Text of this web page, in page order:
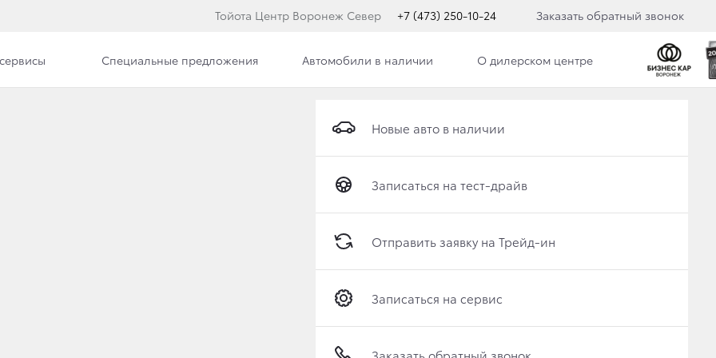
Тойота Центр Воронеж Север +7 (473) 250-10-24 Заказать обратный звонок
Получить консультацию по кредиту
Отправить заявку на Трейд-ин
Записаться на сервис
Заказать обратный звонок
Рассчитать кредит
Записаться на сервис
Отправить заявку на Трейд-ин
Заказать обратный звонок
Специальные предложения Автомобили в наличии О дилерском центре
Новые авто в наличии
Записаться на тест-драйв
Отправить заявку на Трейд-ин
Записаться на сервис
Заказать обратный звонок